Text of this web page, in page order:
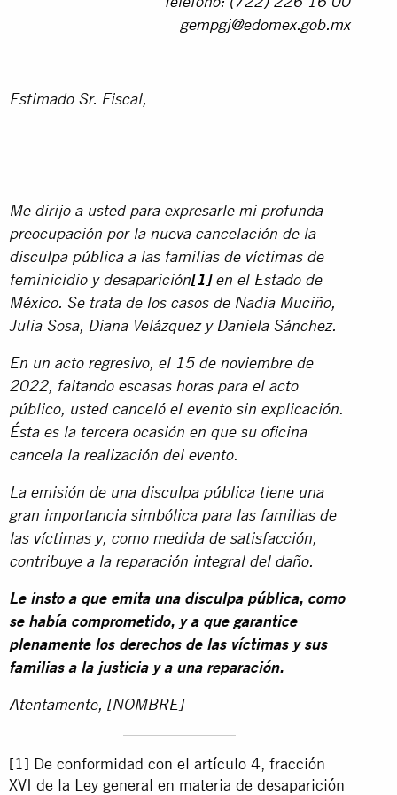
gempgj@edomex.gob.mx
Estimado Sr. Fiscal,
Me dirijo a usted para expresarle mi profunda
preocupación por la nueva cancelación de la
disculpa pública a las familias de víctimas de
feminicidio y desaparición[1]en el Estado de
México. Se trata de los casos de Nadia Muciño,
Julia Sosa, Diana Velázquez y Daniela Sánchez.
En un acto regresivo, el 15 de noviembre de
2022, faltando escasas horas para el acto
público, usted canceló el evento sin explicación.
Ésta es la tercera ocasión en que su oficina
cancela la realización del evento.
La emisión de una disculpa pública tiene una
gran importancia simbólica para las familias de
las víctimas y, como medida de satisfacción,
contribuye a la reparación integral del daño.
Le insto a que emita una disculpa pública, como
se había comprometido, y a que garantice
plenamente los derechos de las víctimas y sus
familias a la justicia y a una reparación.
Atentamente, [NOMBRE]
[1] De conformidad con el artículo 4, fracción
XVI de la Ley general en materia de desaparición